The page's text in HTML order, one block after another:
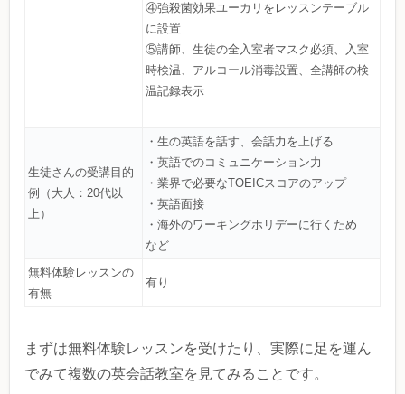
④強殺菌効果ユーカリをレッスンテーブル
に設置
⑤講師、生徒の全入室者マスク必須、入室
時検温、アルコール消毒設置、全講師の検
温記録表示
生徒さんの受講目的
例（大人：20代以
上）
・生の英語を話す、会話力を上げる
・英語でのコミュニケーション力
・業界で必要なTOEICスコアのアップ
・英語面接
・海外のワーキングホリデーに行くため
など
無料体験レッスンの
有無
有り
まずは無料体験レッスンを受けたり、実際に足を運ん
でみて複数の英会話教室を見てみることです。